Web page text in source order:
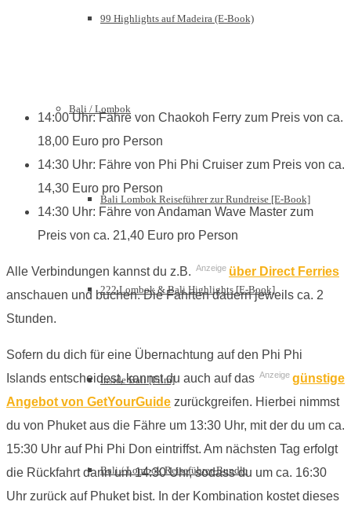
99 Highlights auf Madeira (E-Book)
Bali / Lombok
Bali Lombok Reiseführer zur Rundreise [E-Book]
222 Lombok & Bali Highlights [E-Book]
Inside Bali [Film]
Bali / Lombok Reiseführer-Bundle
14:00 Uhr: Fähre von Chaokoh Ferry zum Preis von ca.
18,00 Euro pro Person
14:30 Uhr: Fähre von Phi Phi Cruiser zum Preis von ca.
14,30 Euro pro Person
14:30 Uhr: Fähre von Andaman Wave Master zum
Preis von ca. 21,40 Euro pro Person
Alle Verbindungen kannst du z.B. Anzeige über Direct Ferries
anschauen und buchen. Die Fahrten dauern jeweils ca. 2
Stunden.
Sofern du dich für eine Übernachtung auf den Phi Phi
Islands entscheidest, kannst du auch auf das Anzeige günstige
Angebot von GetYourGuide zurückgreifen. Hierbei nimmst
du von Phuket aus die Fähre um 13:30 Uhr, mit der du um ca.
15:30 Uhr auf Phi Phi Don eintriffst. Am nächsten Tag erfolgt
die Rückfahrt dann um 14:30 Uhr, sodass du um ca. 16:30
Uhr zurück auf Phuket bist. In der Kombination kostet dieses